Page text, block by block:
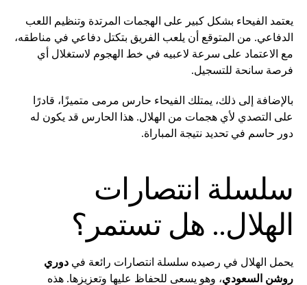
يعتمد الفيحاء بشكل كبير على الهجمات المرتدة وتنظيم اللعب
الدفاعي. من المتوقع أن يلعب الفريق بتكتل دفاعي في مناطقه،
مع الاعتماد على سرعة لاعبيه في خط الهجوم لاستغلال أي
فرصة سانحة للتسجيل.
بالإضافة إلى ذلك، يمتلك الفيحاء حارس مرمى متميزًا، قادرًا
على التصدي لأي هجمات من الهلال. هذا الحارس قد يكون له
دور حاسم في تحديد نتيجة المباراة.
سلسلة انتصارات
الهلال.. هل تستمر؟
يحمل الهلال في رصيده سلسلة انتصارات رائعة في دوري
روشن السعودي، وهو يسعى للحفاظ عليها وتعزيزها. هذه